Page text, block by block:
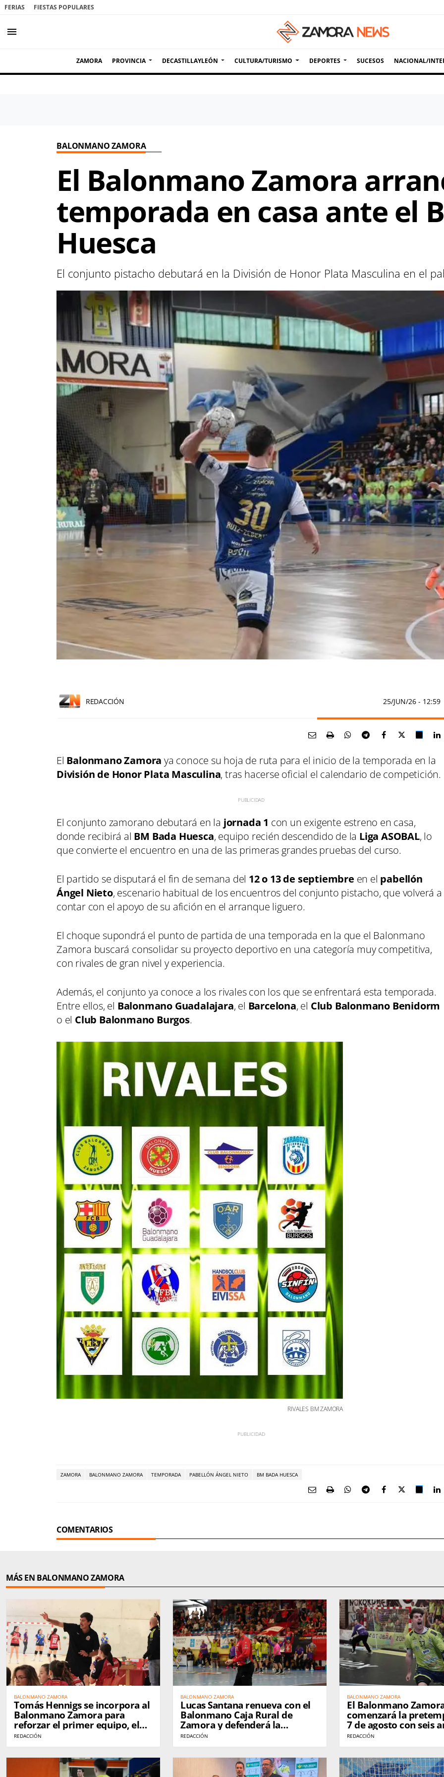
FERIAS FIESTAS POPULARES
menu
ZAMORA PROVINCIA DECASTILLAYLEÓN CULTURA/TURISMO DEPORTES SUCESOS NACIONAL/
BALONMANO ZAMORA
El Balonmano Zamora
temporada en casa ante el
Huesca
El conjunto pistacho debutará en la División de Honor Plata Masculina en el
REDACCIÓN 25/JUN/26 - 12:59
El Balonmano Zamora ya conoce su hoja de ruta para el inicio de la temporada en la
División de Honor Plata Masculina, tras hacerse oficial el calendario de competición.
El conjunto zamorano debutará en la jornada 1 con un exigente estreno en casa,
donde recibirá al BM Bada Huesca, equipo recién descendido de la Liga ASOBAL, lo
que convierte el encuentro en una de las primeras grandes pruebas del curso.
El partido se disputará el fin de semana del 12 o 13 de septiembre en el pabellón
Ángel Nieto, escenario habitual de los encuentros del conjunto pistacho, que volverá a
contar con el apoyo de su afición en el arranque liguero.
El choque supondrá el punto de partida de una temporada en la que el Balonmano
Zamora buscará consolidar su proyecto deportivo en una categoría muy competitiva,
con rivales de gran nivel y experiencia.
Además, el conjunto ya conoce a los rivales con los que se enfrentará esta temporada.
Entre ellos, el Balonmano Guadalajara, el Barcelona, el Club Balonmano Benidorm
o el Club Balonmano Burgos.
RIVALES BM ZAMORA
ZAMORA BALONMANO ZAMORA TEMPORADA PABELLÓN ÁNGEL NIETO BM BADA HUESCA
COMENTARIOS
MÁS EN BALONMANO ZAMORA
BALONMANO ZAMORA
Tomás Hennigs se incorpora al
Balonmano Zamora para
reforzar el primer equipo, el
filial y la cantera
REDACCIÓN
BALONMANO ZAMORA
Lucas Santana renueva con el
Balonmano Caja Rural de
Zamora y defenderá la
portería en División de Honor
Plata
REDACCIÓN
BALONMANO ZAMORA
El Balonmano
comenzará la
7 de agosto con seis
antes de su regreso a
de Honor Plata
REDACCIÓN